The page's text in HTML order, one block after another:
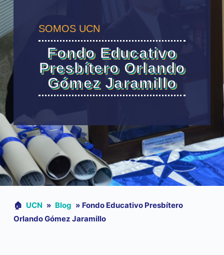
SOMOS UCN
Fondo Educativo
Presbítero Orlando
Gómez Jaramillo
🏠︎ UCN » Blog » Fondo Educativo Presbítero
Orlando Gómez Jaramillo